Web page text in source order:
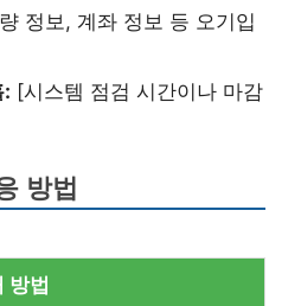
정보, 계좌 정보 등 오기입
: [시스템 점검 시간이나 마감
방법
방법